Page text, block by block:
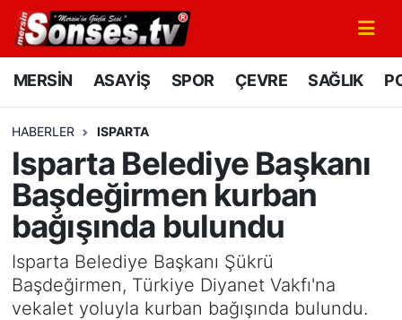
MERSİN ASAYİŞ SPOR ÇEVRE SAĞLIK
HABERLER ISPARTA
Isparta Belediye Başkanı
Başdeğirmen kurban
bağışında bulundu
Isparta Belediye Başkanı Şükrü
Başdeğirmen, Türkiye Diyanet Vakfı'na
vekalet yoluyla kurban bağışında bulundu.
MERSİN
SPOR
GÜNÜN MANŞETİ
DÜNYA
KÜLTÜR - SANAT
Mersin Nöbetçi Eczaneler
Mersin Namaz Vakitleri
Mersin Trafik Yoğunluk Haritası
Süper Lig Puan Durumu ve Fikstür
Tüm Manşetler